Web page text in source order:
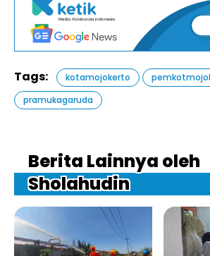
Tags: kotamojokerto
pramukagaruda
Berita Lainnya oleh
Sholahudin